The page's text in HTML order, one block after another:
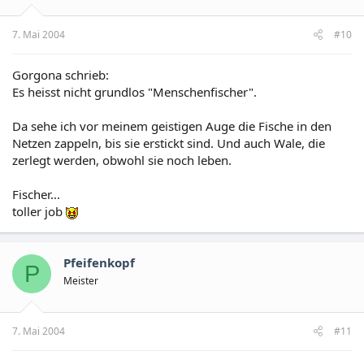
7. Mai 2004 #10
Gorgona schrieb:
Es heisst nicht grundlos "Menschenfischer".
Da sehe ich vor meinem geistigen Auge die Fische in den
Netzen zappeln, bis sie erstickt sind. Und auch Wale, die
zerlegt werden, obwohl sie noch leben.
Fischer...
toller job
P Pfeifenkopf
Meister
7. Mai 2004 #11